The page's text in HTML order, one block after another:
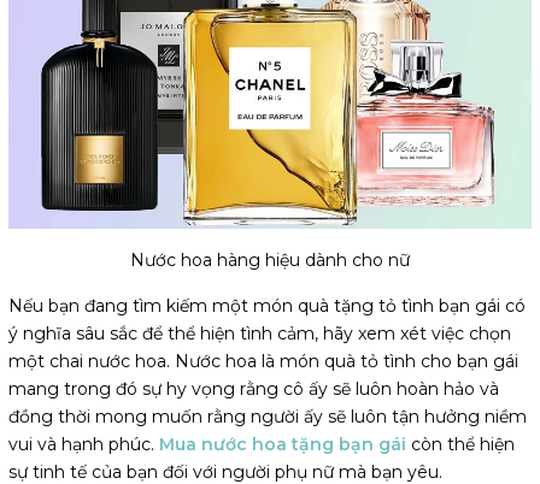
Nước hoa hàng hiệu dành cho nữ
Nếu bạn đang tìm kiếm một món quà tặng tỏ tình bạn gái có
ý nghĩa sâu sắc để thể hiện tình cảm, hãy xem xét việc chọn
một chai nước hoa. Nước hoa là món quà tỏ tình cho bạn gái
mang trong đó sự hy vọng rằng cô ấy sẽ luôn hoàn hảo và
đồng thời mong muốn rằng người ấy sẽ luôn tận hưởng niềm
vui và hạnh phúc. Mua nước hoa tặng bạn gái còn thể hiện
sự tinh tế của bạn đối với người phụ nữ mà bạn yêu.